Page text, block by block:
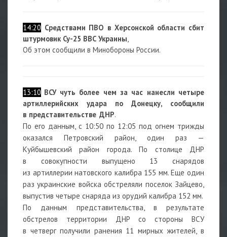
14:20 Средствами ПВО в Херсонской области сбит
штурмовик Су-25 ВВС Украины,
Об этом сообщили в Минобороны России.
13:10 ВСУ чуть более чем за час нанесли четыре
артиллерийских удара по Донецку, сообщили
в представительстве ДНР.
По его данным, с 10:50 по 12:05 под огнем трижды
оказался Петровский район, один раз —
Куйбышевский район города. По столице ДНР
в совокупности выпущено 13 снарядов
из артиллерии натовского калибра 155 мм. Еще один
раз украинские войска обстреляли поселок Зайцево,
выпустив четыре снаряда из орудий калибра 152 мм.
По данным представительства, в результате
обстрелов территории ДНР со стороны ВСУ
в четверг получили ранения 11 мирных жителей, в